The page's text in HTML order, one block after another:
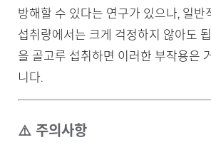
방해할 수 있다는 연구가 있으나, 일반
섭취량에서는 크게 걱정하지 않아도
을 골고루 섭취하면 이러한 부작용은
니다.
⚠️ 주의사항